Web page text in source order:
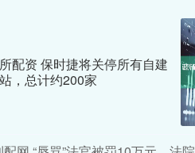
配资 保时捷将关停所有自建
，总计约200家